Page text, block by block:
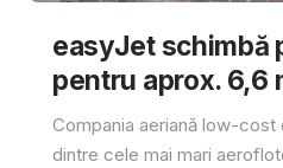
easyJet schimbă
pentru aprox. 6,6
Compania aeriană low-cost
dintre cele mai mari